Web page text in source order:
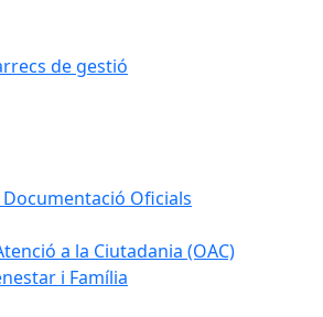
de gestió
Oficials
a la Ciutadania (OAC)
i Família